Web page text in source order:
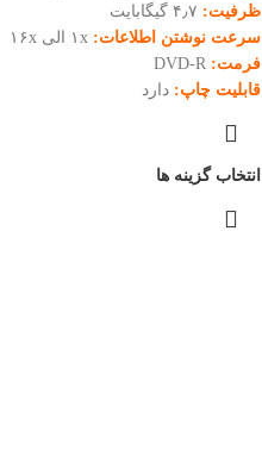
ظرفیت:
سرعت نوشتن اطلاعات: ۱x الی ۱۶x
فرمت:
قابلیت چاپ: دارد
انتخاب گزینه ها